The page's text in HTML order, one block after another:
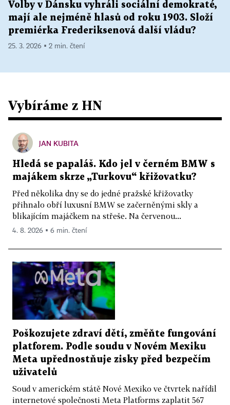
Volby v Dánsku vyhráli sociální demokraté,
mají ale nejméně hlasů od roku 1903. Složí
premiérka Frederiksenová další vládu?
25. 3. 2026 ▪ 2 min. čtení
Vybíráme z HN
JAN KUBITA
Hledá se papaláš. Kdo jel v černém BMW s
majákem skrze „Turkovu“ křižovatku?
Před několika dny se do jedné pražské křižovatky
přihnalo obří luxusní BMW se začerněnými skly a
blikajícím majáčkem na střeše. Na červenou...
4. 8. 2026 ▪ 6 min. čtení
Poškozujete zdraví dětí, změňte fungování
platforem. Podle soudu v Novém Mexiku
Meta upřednostňuje zisky před bezpečím
uživatelů
Soud v americkém státě Nové Mexiko ve čtvrtek nařídil
internetové společnosti Meta Platforms zaplatit 567